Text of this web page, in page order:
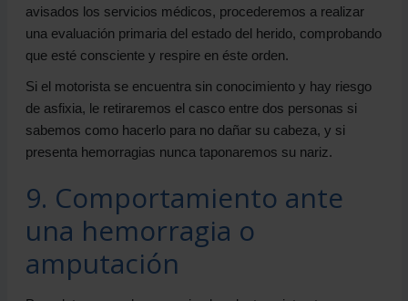
avisados los servicios médicos, procederemos a realizar
una evaluación primaria del estado del herido, comprobando
que esté consciente y respire en éste orden.
Si el motorista se encuentra sin conocimiento y hay riesgo
de asfixia, le retiraremos el casco entre dos personas si
sabemos como hacerlo para no dañar su cabeza, y si
presenta hemorragias nunca taponaremos su nariz.
9. Comportamiento ante
una hemorragia o
amputación